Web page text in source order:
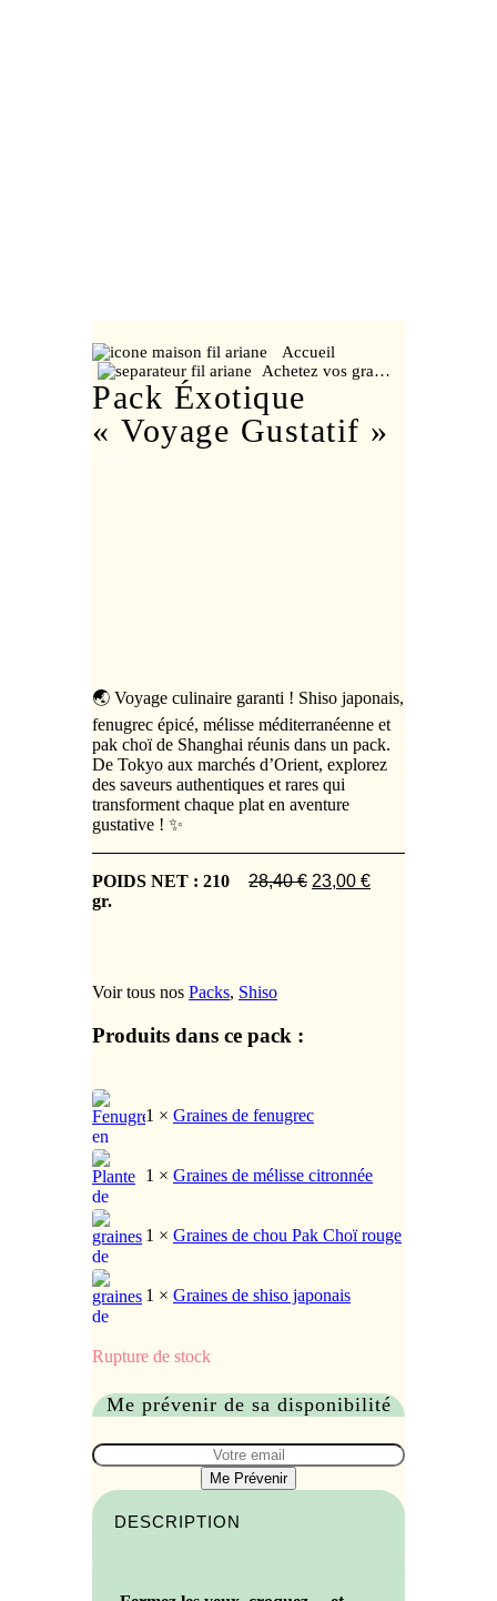
Accueil
Achetez vos gra…
Pack Éxotique
« Voyage Gustatif »
DESCRIPTION
🌏 Voyage culinaire garanti ! Shiso japonais,
fenugrec épicé, mélisse méditerranéenne et
pak choï de Shanghai réunis dans un pack.
De Tokyo aux marchés d’Orient, explorez
des saveurs authentiques et rares qui
transforment chaque plat en aventure
gustative ! ✨
POIDS NET : 210
gr.
28,40€ Le
23,00 €Le
Voir tous nos Packs, Shiso
Produits dans ce pack :
1 × Graines de fenugrec
1 × Graines de mélisse citronnée
1 × Graines de chou Pak Choï rouge
1 × Graines de shiso japonais
Rupture de stock
Me prévenir de sa disponibilité
Me Prévenir